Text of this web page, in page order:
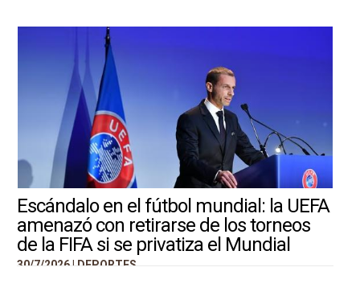
Escándalo en el fútbol mundial: la UEFA
amenazó con retirarse de los torneos
de la FIFA si se privatiza el Mundial
30/7/2026 | DEPORTES